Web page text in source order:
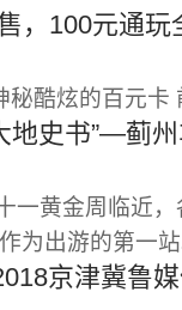
，100元通玩
秘酷炫的百元卡
地史书”—蓟
一黄金周临近
为出游的第一
京津冀鲁